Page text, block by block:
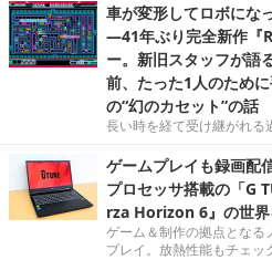
車が変形してロボにな
―41年ぶり完全新作『
ー。新旧スタッフが語
前、たった1人のため
の“幻のカセット”の話
長い時を経て受け継がれる
ゲームプレイも録画
プロセッサ搭載の「G
rza Horizon 6』の世界
ゲーム＆制作の拠点となる
プレイ。放熱性能もチェッ